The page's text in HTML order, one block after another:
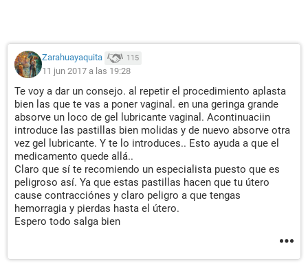
Zarahuayaquita 115
11 jun 2017 a las 19:28
Te voy a dar un consejo. al repetir el procedimiento aplasta
bien las que te vas a poner vaginal. en una geringa grande
absorve un loco de gel lubricante vaginal. Acontinuaciin
introduce las pastillas bien molidas y de nuevo absorve otra
vez gel lubricante. Y te lo introduces.. Esto ayuda a que el
medicamento quede allá..
Claro que sí te recomiendo un especialista puesto que es
peligroso así. Ya que estas pastillas hacen que tu útero
cause contracciónes y claro peligro a que tengas
hemorragia y pierdas hasta el útero.
Espero todo salga bien